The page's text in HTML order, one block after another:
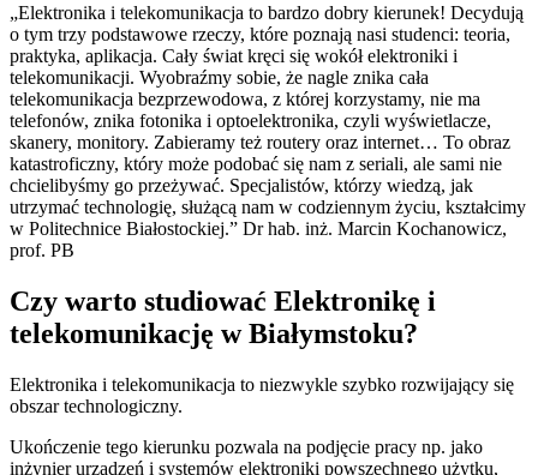
„Elektronika i telekomunikacja to bardzo dobry kierunek! Decydują
o tym trzy podstawowe rzeczy, które poznają nasi studenci: teoria,
praktyka, aplikacja. Cały świat kręci się wokół elektroniki i
telekomunikacji. Wyobraźmy sobie, że nagle znika cała
telekomunikacja bezprzewodowa, z której korzystamy, nie ma
telefonów, znika fotonika i optoelektronika, czyli wyświetlacze,
skanery, monitory. Zabieramy też routery oraz internet… To obraz
katastroficzny, który może podobać się nam z seriali, ale sami nie
chcielibyśmy go przeżywać. Specjalistów, którzy wiedzą, jak
utrzymać technologię, służącą nam w codziennym życiu, kształcimy
w Politechnice Białostockiej.” Dr hab. inż. Marcin Kochanowicz,
prof. PB
Czy warto studiować Elektronikę i
telekomunikację w Białymstoku?
Elektronika i telekomunikacja to niezwykle szybko rozwijający się
obszar technologiczny.
Ukończenie tego kierunku pozwala na podjęcie pracy np. jako
inżynier urządzeń i systemów elektroniki powszechnego użytku,